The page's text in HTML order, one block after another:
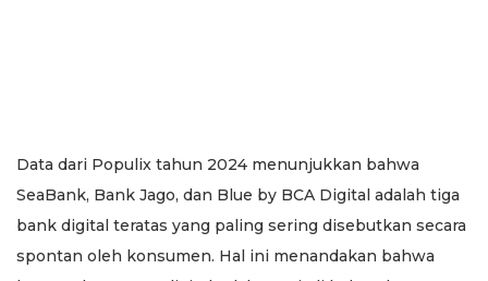
Data dari Populix tahun 2024 menunjukkan bahwa
SeaBank, Bank Jago, dan Blue by BCA Digital adalah tiga
bank digital teratas yang paling sering disebutkan secara
spontan oleh konsumen. Hal ini menandakan bahwa